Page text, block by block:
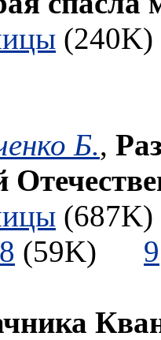
Б.,
8 (59K) 9